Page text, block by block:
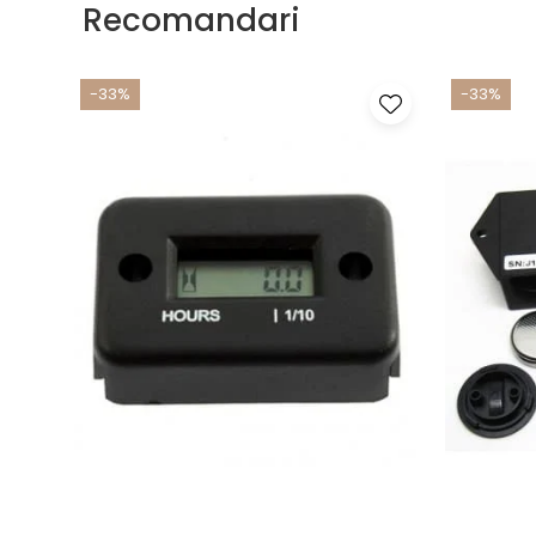
Recomandari
-33% -33%